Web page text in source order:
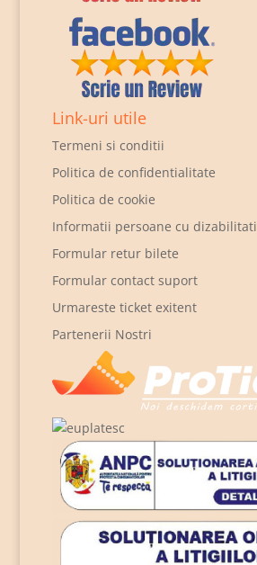
Link-uri utile
Termeni si conditii
Politica de confidentialitate
Politica de cookie
Informatii persoane cu dizabilitati
Formular retur bilete
Formular contact suport
Urmareste ticket exitent
Partenerii Nostri